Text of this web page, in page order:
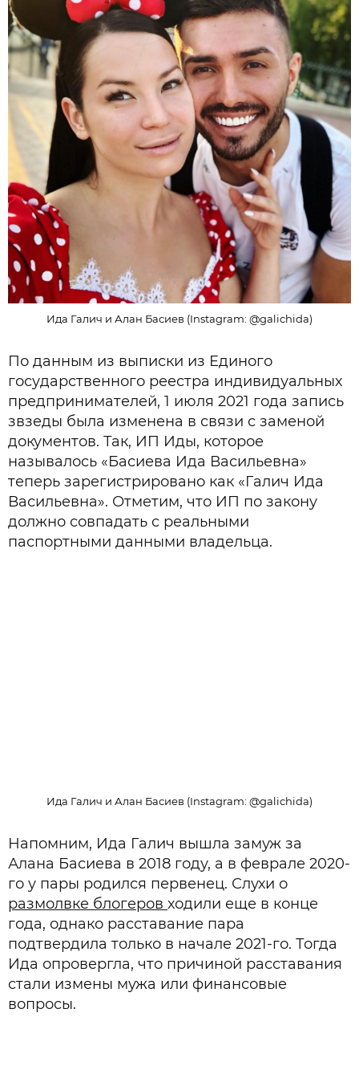
Ида Галич и Алан Басиев (Instagram: @galichida)
По данным из выписки из Единого
государственного реестра индивидуальных
предпринимателей, 1 июля 2021 года запись
звзеды была изменена в связи с заменой
документов. Так, ИП Иды, которое
называлось «Басиева Ида Васильевна»
теперь зарегистрировано как «Галич Ида
Васильевна». Отметим, что ИП по закону
должно совпадать с реальными
паспортными данными владельца.
Ида Галич и Алан Басиев (Instagram: @galichida)
Напомним, Ида Галич вышла замуж за
Алана Басиева в 2018 году, а в феврале 2020-
го у пары родился первенец. Слухи о
размолвке блогеров ходили еще в конце
года, однако расставание пара
подтвердила только в начале 2021-го. Тогда
Ида опровергла, что причиной расставания
стали измены мужа или финансовые
вопросы.